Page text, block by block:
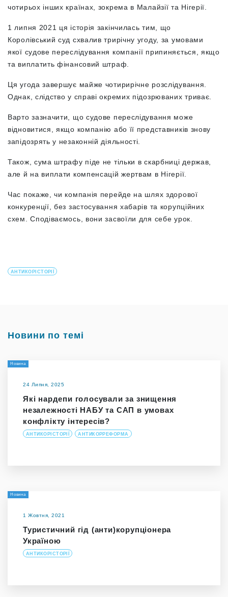
чотирьох інших країнах, зокрема в Малайзії та Нігерії.
1 липня 2021 ця історія закінчилась тим, що
Королівський суд схвалив трирічну угоду, за умовами
якої судове переслідування компанії припиняється, якщо
та виплатить фінансовий штраф.
Ця угода завершує майже чотирирічне розслідування.
Однак, слідство у справі окремих підозрюваних триває.
Варто зазначити, що судове переслідування може
відновитися, якщо компанію або її представників знову
запідозрять у незаконній діяльності.
Також, сума штрафу піде не тільки в скарбниці держав,
але й на виплати компенсацій жертвам в Нігерії.
Час покаже, чи компанія перейде на шлях здорової
конкуренції, без застосування хабарів та корупційних
схем. Сподіваємось, вони засвоїли для себе урок.
АНТИКОРІСТОРІЇ
Новини по темі
Новина
24 Липня, 2025
Які нардепи голосували за знищення
незалежності НАБУ та САП в умовах
конфлікту інтересів?
АНТИКОРІСТОРІЇ АНТИКОРРЕФОРМА
Новина
1 Жовтня, 2021
Туристичний гід (анти)корупціонера
Україною
АНТИКОРІСТОРІЇ